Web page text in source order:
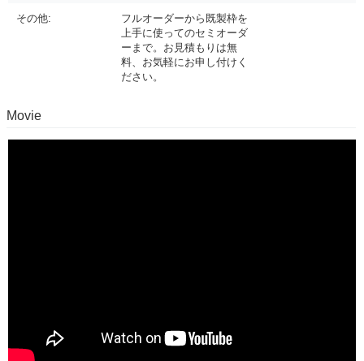
その他:
フルオーダーから既製枠を
上手に使ってのセミオーダ
ーまで。お見積もりは無
料、お気軽にお申し付けく
ださい。
Movie